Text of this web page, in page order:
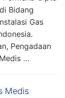
Bidang
Gas
Pengadaan
…
Medis